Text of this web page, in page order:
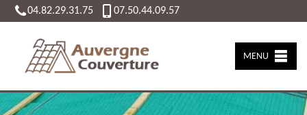
04.82.29.31.75 07.50.44.09.57
MENU